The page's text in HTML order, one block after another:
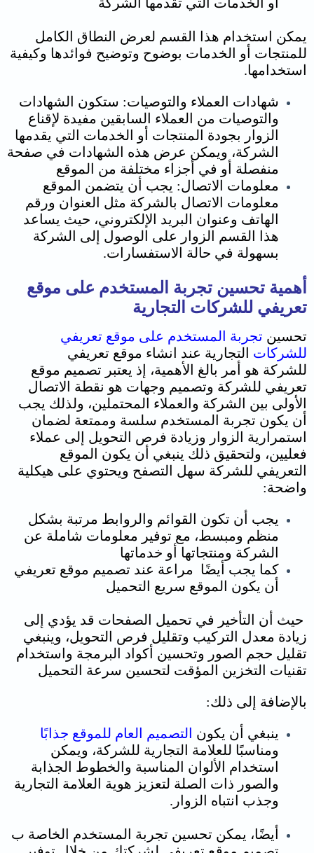
يمكن استخدام هذا القسم لعرض النطاق الكامل
للمنتجات أو الخدمات بوضوح وتوضيح فوائدها وكيفية
استخدامها.
شهادات العملاء والتوصيات: ستكون الشهادات
والتوصيات من العملاء السابقين مفيدة لإقناع
الزوار بجودة المنتجات أو الخدمات التي يقدمها
الشركة، ويمكن عرض هذه الشهادات في صفحة
منفصلة أو في أجزاء مختلفة من الموقع
معلومات الاتصال: يجب أن يتضمن الموقع
معلومات الاتصال بالشركة مثل العنوان ورقم
الهاتف وعنوان البريد الإلكتروني، حيث يساعد
هذا القسم الزوار على الوصول إلى الشركة
بسهولة في حالة الاستفسارات.
أهمية تحسين تجربة المستخدم على موقع
تعريفي للشركات التجارية
تحسين تجربة المستخدم على موقع تعريفي
للشركات لتجارية عند انشاء موقع تعريفي
للشركة هو أمر بالغ الأهمية، إذ يعتبر تصميم موقع
تعريفي للشركة وتصميم وجهات هو نقطة الاتصال
الأولى بين الشركة والعملاء المحتملين، ولذلك يجب
أن يكون تجربة المستخدم سلسة وممتعة لضمان
استمرارية الزوار وزيادة فرص التحويل إلى عملاء
فعليين، ولتحقيق ذلك ينبغي أن يكون الموقع
التعريفي للشركة سهل التصفح ويحتوي على هيكلية
واضحة:
يجب أن تكون القوائم والروابط مرتبة بشكل
منظم ومبسط، مع توفير معلومات شاملة عن
الشركة ومنتجاتها أو خدماتها
كما يجب أيضًا مراعة عند تصميم موقع تعريفي
أن يكون الموقع سريع التحميل
حيث أن التأخير في تحميل الصفحات قد يؤدي إلى
زيادة معدل التركيب وتقليل فرص التحويل، وينبغي
تقليل حجم الصور وتحسين أكواد البرمجة واستخدام
تقنيات التخزين المؤقت لتحسين سرعة التحميل
بالإضافة إلى ذلك:
ينبغي أن يكون التصميم العام للموقع جذابًا
ومناسبًا للعلامة التجارية للشركة، ويمكن
استخدام الألوان المناسبة والخطوط الجذابة
والصور ذات الصلة لتعزيز هوية العلامة التجارية
وجذب انتباه الزوار.
أيضًا، يمكن تحسين تجربة المستخدم الخاصة ب